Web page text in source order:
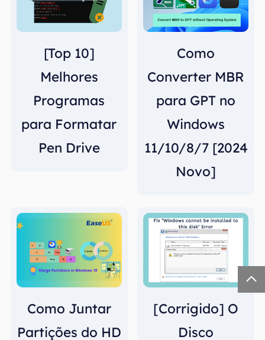
[Top 10]
Melhores
Programas
para Formatar
Pen Drive
Como
Converter MBR
para GPT no
Windows
11/10/8/7 [2024
Novo]
Como Juntar
Partições do HD
[Corrigido] O
Disco
